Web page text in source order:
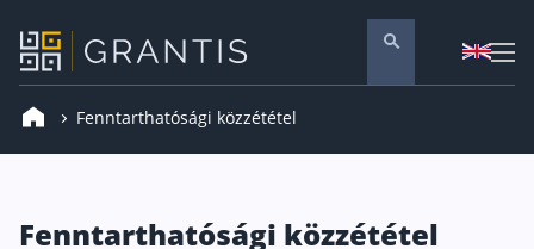
Fenntarthatósági közzététel
Fenntarthatósági közzététel